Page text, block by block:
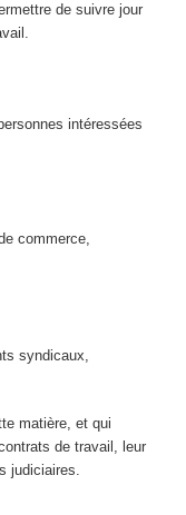
de suivre jour
intéressées
commerce,
syndicaux,
matière, et qui
de travail, leur
judiciaires.